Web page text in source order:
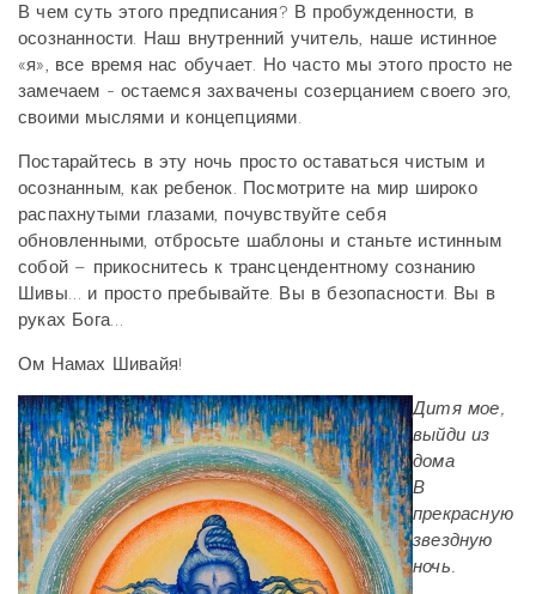
В чем суть этого предписания? В пробужденности, в
осознанности. Наш внутренний учитель, наше истинное
«я», все время нас обучает. Но часто мы этого просто не
замечаем - остаемся захвачены созерцанием своего эго,
своими мыслями и концепциями.
Постарайтесь в эту ночь просто оставаться чистым и
осознанным, как ребенок. Посмотрите на мир широко
распахнутыми глазами, почувствуйте себя
обновленными, отбросьте шаблоны и станьте истинным
собой – прикоснитесь к трансцендентному сознанию
Шивы… и просто пребывайте. Вы в безопасности. Вы в
руках Бога…
Ом Намах Шивайя!
Дитя мое,
выйди из
дома
В
прекрасную
звездную
ночь.